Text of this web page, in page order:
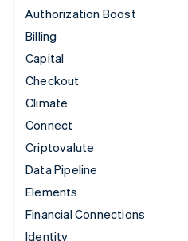
Authorization Boost
Billing
Capital
Checkout
Climate
Connect
Criptovalute
Data Pipeline
Elements
Financial Connections
Identity